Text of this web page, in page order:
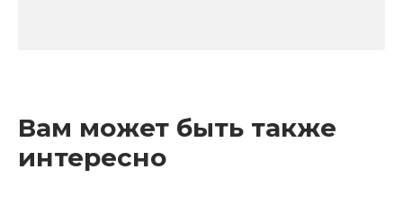
Вам может быть также
интересно